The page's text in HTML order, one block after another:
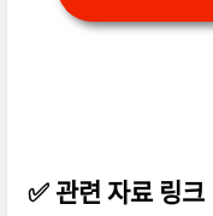
✅ 관련 자료 링크